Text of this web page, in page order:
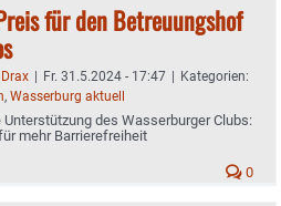
für den Betreuungshof
| Fr. 31.5.2024 - 17:47 | Kategorien:
, Wasserburg aktuell
Unterstützung des Wasserburger Clubs:
mehr Barrierefreiheit
0